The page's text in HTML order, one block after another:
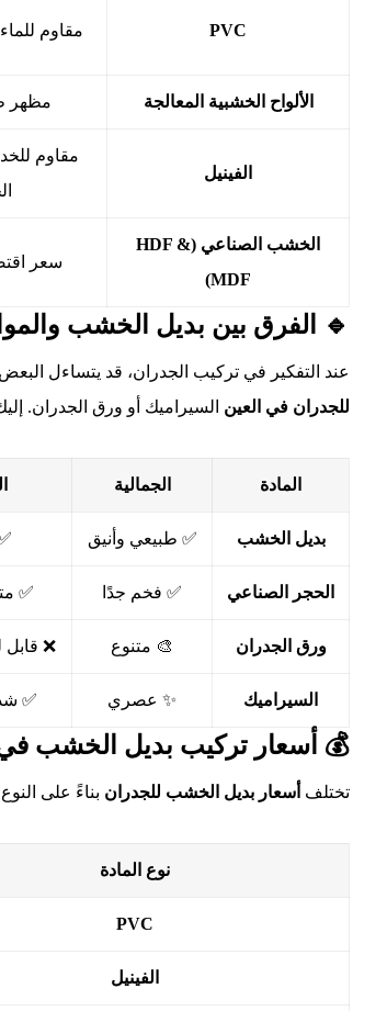
PVC مقاوم
الألواح الخشبية المعالجة مظهر
الفينيل
مقاوم
الخشب الصناعي (HDF &
MDF)
سعر
🔹 الفرق بين بديل الخشب
عند التفكير في تركيب الجدران، قد يتساءل
للجدران في العين السيراميك أو ورق الجدران.
المادة الجمالية
بديل الخشب ✅ طبيعي وأنيق
الحجر الصناعي ✅ فخم جدًا ✅
ورق الجدران 🎨 متنوع ❌ قابل
السيراميك ✨ عصري ✅
💰 أسعار تركيب بديل الخشب في
تختلف أسعار بديل الخشب للجدران بناءً على
نوع المادة
PVC
الفينيل